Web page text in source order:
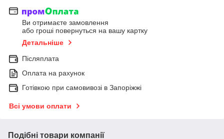
Ви отримаєте замовлення
або гроші повернуться на вашу картку
Детальніше
Післяплата
Оплата на рахунок
Готівкою при самовивозі в Запоріжжі
Всі умови оплати
Подібні товари компанії